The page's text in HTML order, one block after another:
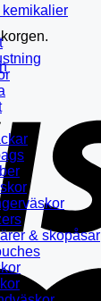
kemikalier
& skopåsar